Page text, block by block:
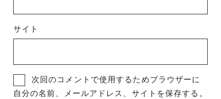
サイト
次回のコメントで使用するためブラウザーに
自分の名前、メールアドレス、サイトを保存する。